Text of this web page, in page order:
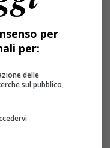
per
per:
delle
sul pubblico,